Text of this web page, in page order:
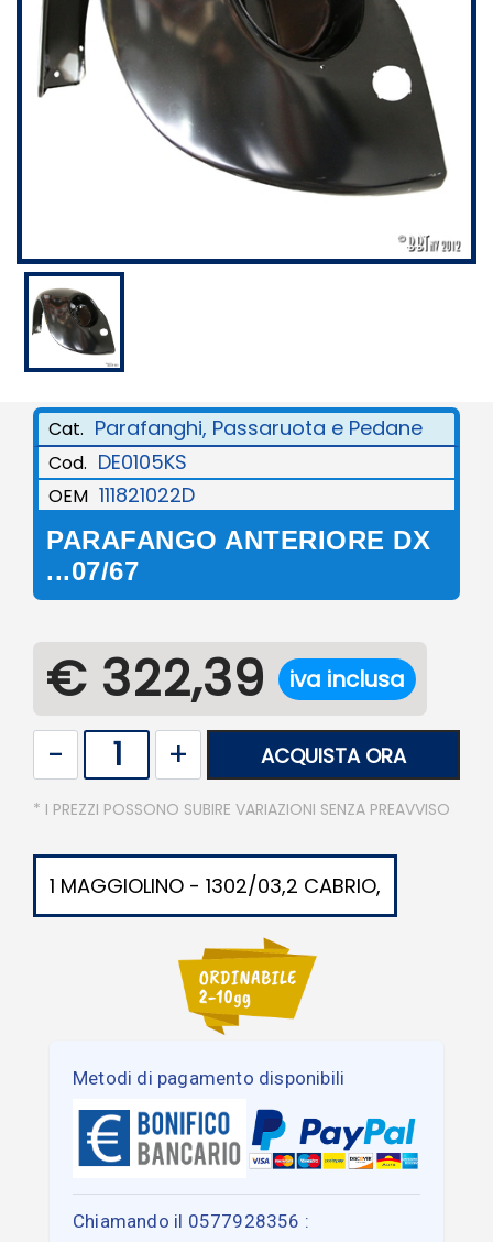
Cat. Parafanghi, Passaruota e Pedane
Cod. DE0105KS
OEM 111821022D
PARAFANGO ANTERIORE DX
...07/67
€ 322,39 iva inclusa
ACQUISTA ORA
* I PREZZI POSSONO SUBIRE VARIAZIONI SENZA PREAVVISO
1 MAGGIOLINO - 1302/03,2 CABRIO,
Metodi di pagamento disponibili
Chiamando il 0577928356 :